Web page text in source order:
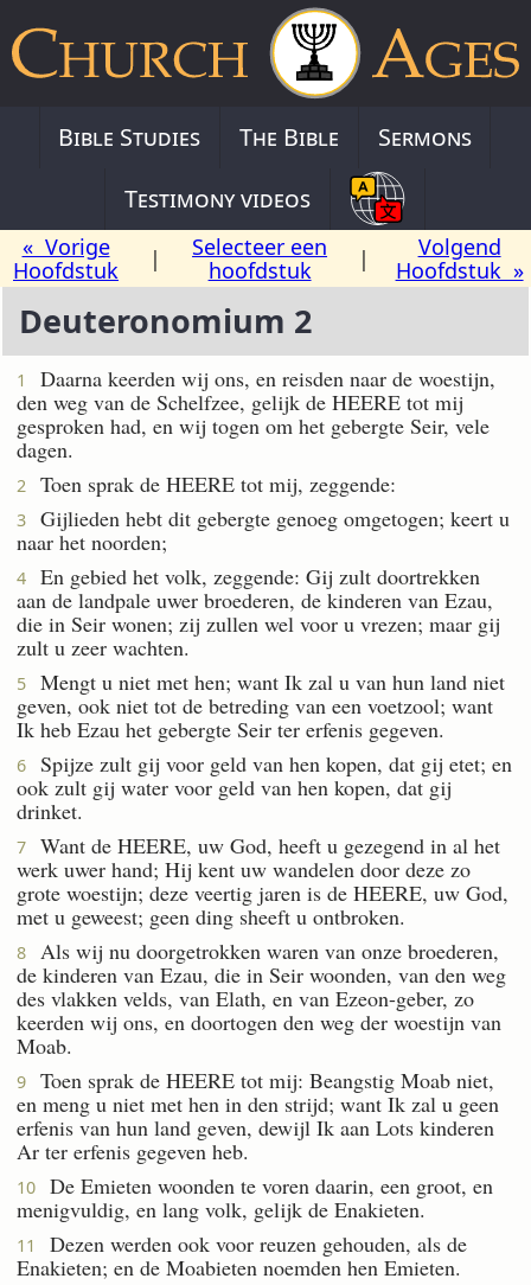
Bible Studies The Bible
Sermons
Testimony videos
« Vorige
Hoofdstuk
|
Selecteer een
hoofdstuk
|
Volgend
Hoofdstuk »
Deuteronomium 2
1
Daarna keerden wij ons, en reisden naar de woestijn,
den weg van de Schelfzee, gelijk de HEERE tot mij
gesproken had, en wij togen om het gebergte Seir, vele
dagen.
2 Toen sprak de HEERE tot mij, zeggende:
3
Gijlieden hebt dit gebergte genoeg omgetogen; keert u
naar het noorden;
4
En gebied het volk, zeggende: Gij zult doortrekken
aan de landpale uwer broederen, de kinderen van Ezau,
die in Seir wonen; zij zullen wel voor u vrezen; maar gij
zult u zeer wachten.
5
Mengt u niet met hen; want Ik zal u van hun land niet
geven, ook niet tot de betreding van een voetzool; want
Ik heb Ezau het gebergte Seir ter erfenis gegeven.
6
Spijze zult gij voor geld van hen kopen, dat gij etet; en
ook zult gij water voor geld van hen kopen, dat gij
drinket.
7
Want de HEERE, uw God, heeft u gezegend in al het
werk uwer hand; Hij kent uw wandelen door deze zo
grote woestijn; deze veertig jaren is de HEERE, uw God,
met u geweest; geen ding sheeft u ontbroken.
8
Als wij nu doorgetrokken waren van onze broederen,
de kinderen van Ezau, die in Seir woonden, van den weg
des vlakken velds, van Elath, en van Ezeon-geber, zo
keerden wij ons, en doortogen den weg der woestijn van
Moab.
9
Toen sprak de HEERE tot mij: Beangstig Moab niet,
en meng u niet met hen in den strijd; want Ik zal u geen
erfenis van hun land geven, dewijl Ik aan Lots kinderen
Ar ter erfenis gegeven heb.
10
De Emieten woonden te voren daarin, een groot, en
menigvuldig, en lang volk, gelijk de Enakieten.
11
Dezen werden ook voor reuzen gehouden, als de
Enakieten; en de Moabieten noemden hen Emieten.